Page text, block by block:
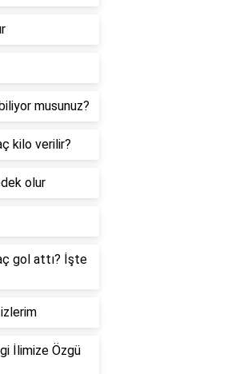
musunuz?
kilo verilir?
olur
gol attı? İşte
izlerim
İlimize Özgü